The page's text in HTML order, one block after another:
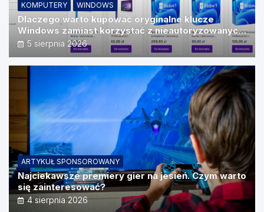
KOMPUTERY WINDOWS
Dlaczego warto kupować oryginalne klucze
Windows zamiast korzystać z nieautoryzowanych
źródeł?
5 sierpnia 2026
ARTYKUŁ SPONSOROWANY
Najciekawsze premiery gier na jesień. Czym warto
się zainteresować?
4 sierpnia 2026